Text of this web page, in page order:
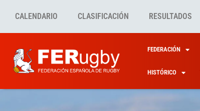
CALENDARIO CLASIFICACIÓN RESULTADOS
FEDERACIÓN
HISTÓRICO